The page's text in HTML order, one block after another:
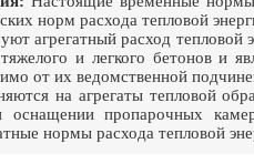
норм расхода тепловой
агрегатный расход тепловой
и легкого бетонов и
от их ведомственной
на агрегаты тепловой
пропарочных
нормы расхода тепловой